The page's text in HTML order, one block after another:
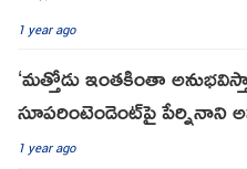
1 year ago
‘మత్తోడు ఇంతకింతా
సూపరింటెండెంట్‌పై పేర్నినాని
1 year ago